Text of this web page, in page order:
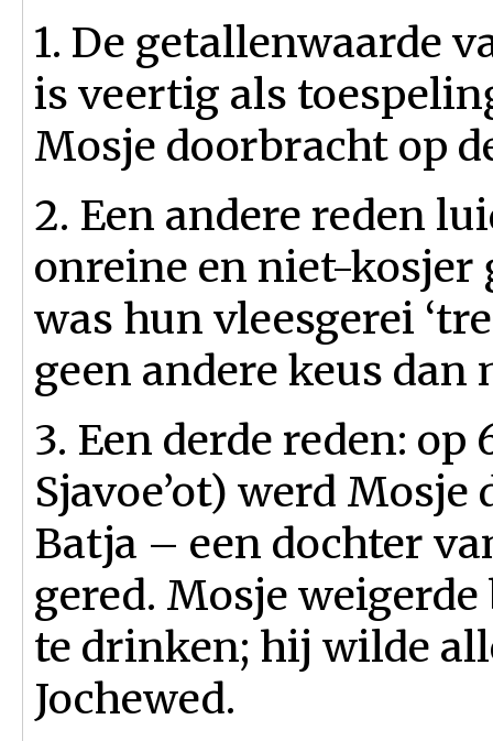
1. De getallenwaarde
is veertig als
Mosje doorbracht op
2. Een andere reden
onreine en niet-kosjer
was hun vleesgerei
geen andere keus dan
3. Een derde reden:
Sjavoe’ot) werd
Batja – een dochter
gered. Mosje
te drinken; hij wilde
Jochewed.